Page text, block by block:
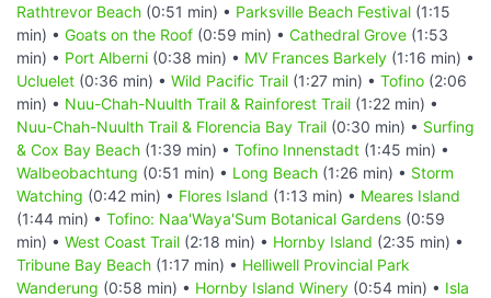
Rathtrevor Beach (0:51 min) • Parksville Beach Festival (1:15
min) • Goats on the Roof (0:59 min) • Cathedral Grove (1:53
min) • Port Alberni (0:38 min) • MV Frances Barkely (1:16 min) •
Ucluelet (0:36 min) • Wild Pacific Trail (1:27 min) • Tofino (2:06
min) • Nuu-Chah-Nuulth Trail & Rainforest Trail (1:22 min) •
Nuu-Chah-Nuulth Trail & Florencia Bay Trail (0:30 min) • Surfing
& Cox Bay Beach (1:39 min) • Tofino Innenstadt (1:45 min) •
Walbeobachtung (0:51 min) • Long Beach (1:26 min) • Storm
Watching (0:42 min) • Flores Island (1:13 min) • Meares Island
(1:44 min) • Tofino: Naa'Waya'Sum Botanical Gardens (0:59
min) • West Coast Trail (2:18 min) • Hornby Island (2:35 min) •
Tribune Bay Beach (1:17 min) • Helliwell Provincial Park
Wanderung (0:58 min) • Hornby Island Winery (0:54 min) • Isla